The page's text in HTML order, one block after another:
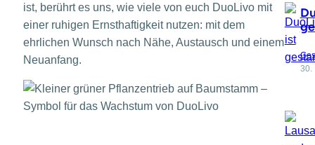
ist, berührt es uns, wie viele von euch DuoLivo mit
einer ruhigen Ernsthaftigkeit nutzen: mit dem
ehrlichen Wunsch nach Nähe, Austausch und einem
Neuanfang.
30.